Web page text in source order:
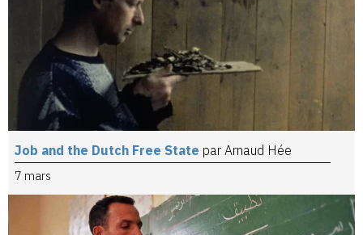
Job and the Dutch Free State par Arnaud Hée
7 mars